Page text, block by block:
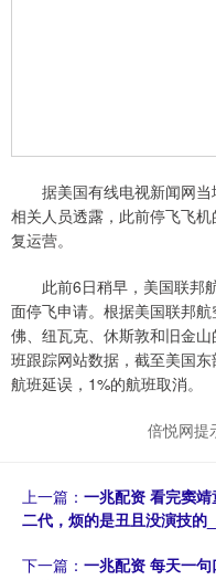
据美国有线电视新闻网当
相关人员透露，此前停飞飞
复运营。
此前6日稍早，美国联邦
面停飞申请。根据美国联邦
佛、纽瓦克、休斯敦和旧金
班跟踪网站数据，截至美国
航班延误，1%的航班取消。
倍悦网提
上一篇： 一兆配资 看完窦
二代，烦的是丑且没演技的
下一篇： 一兆配资 每天一